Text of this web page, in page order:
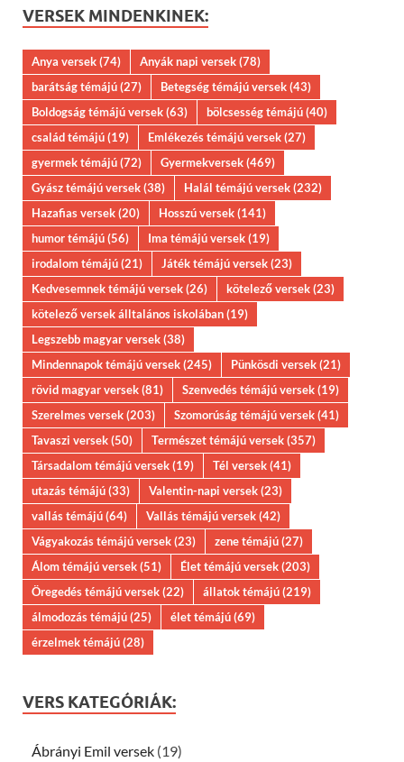
VERSEK MINDENKINEK:
Anya versek(74) Anyák napi versek(78)
barátság témájú(27) Betegség témájú versek(43)
Boldogság témájú versek(63) bölcsesség témájú(40)
család témájú(19) Emlékezés témájú versek(27)
gyermek témájú(72) Gyermekversek(469)
Gyász témájú versek(38) Halál témájú versek(232)
Hazafias versek(20) Hosszú versek(141)
humor témájú(56) Ima témájú versek(19)
irodalom témájú(21) Játék témájú versek(23)
Kedvesemnek témájú versek(26) kötelező versek(23)
kötelező versek álltalános iskolában(19)
Legszebb magyar versek(38)
Mindennapok témájú versek(245) Pünkösdi versek(21)
rövid magyar versek(81) Szenvedés témájú versek(19)
Szerelmes versek(203) Szomorúság témájú versek(41)
Tavaszi versek(50) Természet témájú versek(357)
Társadalom témájú versek(19) Tél versek(41)
utazás témájú(33) Valentin-napi versek(23)
vallás témájú(64) Vallás témájú versek(42)
Vágyakozás témájú versek(23) zene témájú(27)
Álom témájú versek(51) Élet témájú versek(203)
Öregedés témájú versek(22) állatok témájú(219)
álmodozás témájú(25) élet témájú(69)
érzelmek témájú(28)
VERS KATEGÓRIÁK:
Ábrányi Emil versek (19)